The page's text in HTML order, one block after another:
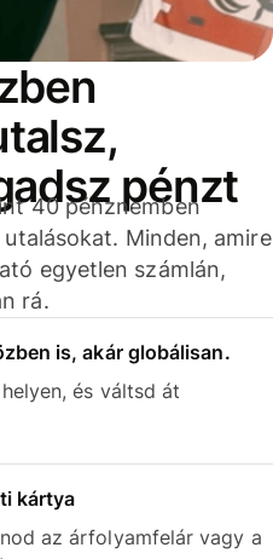
pénzt
40 pénznemben
Minden, amire
egyetlen számlán,
rá.
is, akár globálisan.
és váltsd át
kártya
az árfolyamfelár vagy a